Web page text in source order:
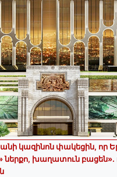
կազինոն փակեցին, որ
ներքո, խաղատուն